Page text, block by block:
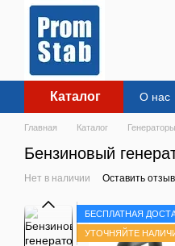
Каталог О нас
Главная Каталог Генераторы
Бензиновый
Нет в наличии Оставить отзыв
БЕСПЛАТНАЯ
УТОЧНЯЙТЕ